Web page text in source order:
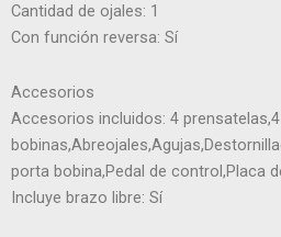
Cantidad de ojales: 1
Con función reversa: Sí
Accesorios
Accesorios incluidos: 4 prensatelas,4
porta bobina,Pedal de control,Placa
Incluye brazo libre: Sí